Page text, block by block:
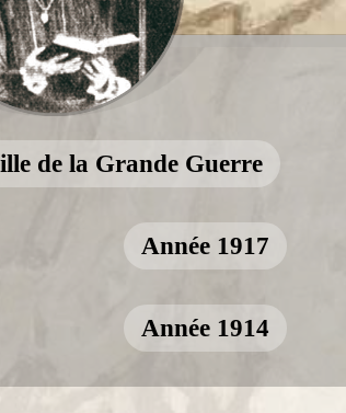
de la Grande Guerre
Année 1917
Année 1914